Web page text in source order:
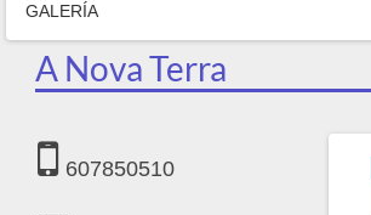
GALERÍA
A Nova Terra
607850510